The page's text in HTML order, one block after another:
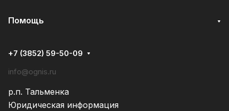
Помощь
+7 (3852) 59-50-09
info@ognis.ru
р.п. Тальменка
Юридическая информация